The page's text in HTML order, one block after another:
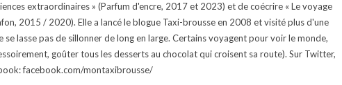
extraordinaires » (Parfum d'encre, 2017 et 2023) et de coécrire « Le voyage
2015 / 2020). Elle a lancé le blogue Taxi-brousse en 2008 et visité plus d'une
lasse pas de sillonner de long en large. Certains voyagent pour voir le monde,
goûter tous les desserts au chocolat qui croisent sa route). Sur Twitter,
facebook.com/montaxibrousse/